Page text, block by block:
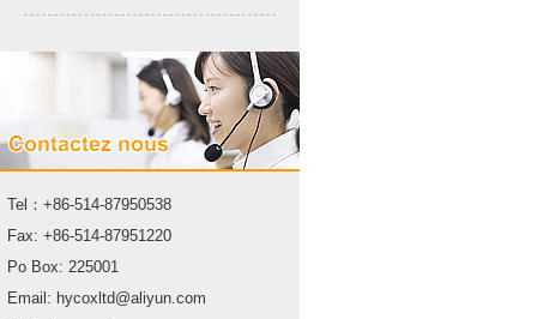
Tel：+86-514-87950538
Fax: +86-514-87951220
Po Box: 225001
Email: hycoxltd@aliyun.com